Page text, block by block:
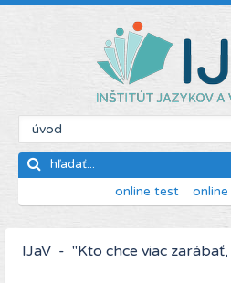
online test online
IJaV - "Kto chce viac zarábať,